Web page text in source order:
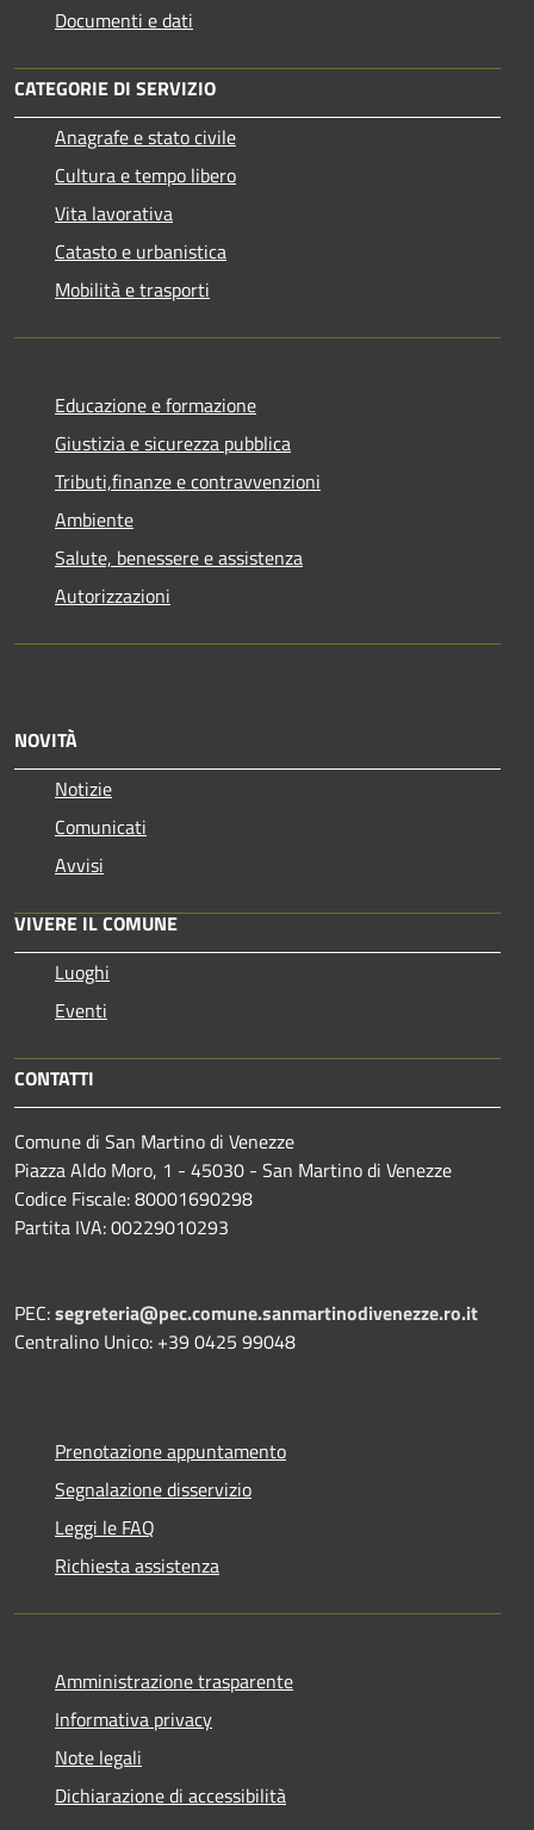
Documenti e dati
CATEGORIE DI SERVIZIO
Anagrafe e stato civile
Cultura e tempo libero
Vita lavorativa
Catasto e urbanistica
Mobilità e trasporti
Educazione e formazione
Giustizia e sicurezza pubblica
Tributi,finanze e contravvenzioni
Ambiente
Salute, benessere e assistenza
Autorizzazioni
NOVITÀ
Notizie
Comunicati
Avvisi
VIVERE IL COMUNE
Luoghi
Eventi
CONTATTI
Comune di San Martino di Venezze
Piazza Aldo Moro, 1 - 45030 - San Martino di Venezze
Codice Fiscale: 80001690298
Partita IVA: 00229010293
PEC:segreteria@pec.comune.sanmartinodivenezze.ro.it
Centralino Unico: +39 0425 99048
Prenotazione appuntamento
Segnalazione disservizio
Leggi le FAQ
Richiesta assistenza
Amministrazione trasparente
Informativa privacy
Note legali
Dichiarazione di accessibilità